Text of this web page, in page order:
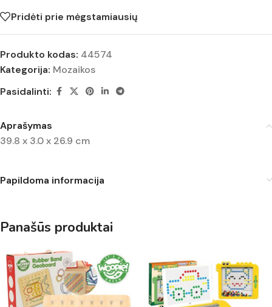
Pridėti prie mėgstamiausių
Produkto kodas: 44574
Kategorija: Mozaikos
Pasidalinti:
Aprašymas
39.8 x 3.0 x 26.9 cm
Papildoma informacija
Panašūs produktai